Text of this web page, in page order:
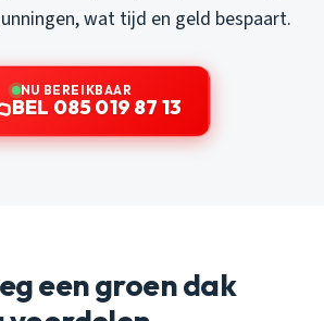
wat tijd en geld bespaart.
NU BEREIKBAAR
BEL 085 019 87 13
een groen dak